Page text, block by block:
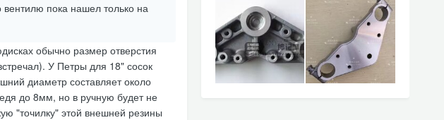
пока нашел только на
обычно размер отверстия
У Петры для 18" сосок
диаметр составляет около
до 8мм, но в ручную будет не
"точилку" этой внешней резины